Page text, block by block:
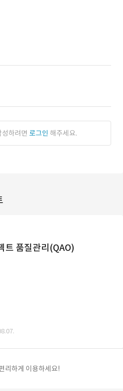
하려면 로그인 해주세요.
트 품질관리(QAO)
리하게 이용하세요!